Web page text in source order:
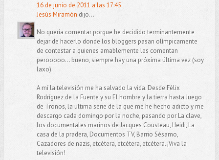
16 de junio de 2011 a las 17:45
Jesús Miramón dijo...
No quería comentar porque he decidido terminantemente
dejar de hacerlo donde los bloggers pasan olímpicamente
de contestar a quienes amablemente les comentan
perooooo... bueno, siempre hay una próxima última vez (soy
laxo).
A mí la televisión me ha salvado la vida. Desde Félix
Rodríguez de la Fuente y su El hombre y la tierra hasta Juego
de Tronos, la última serie de la que me he hecho adicto y me
descargo cada domingo por la noche, pasando por La clave,
los documentales marinos de Jacques Cousteau, Heidi, La
casa de la pradera, Documentos TV, Barrio Sésamo,
Cazadores de nazis, etcétera, etcétera, etcétera. ¡Viva la
televisión!